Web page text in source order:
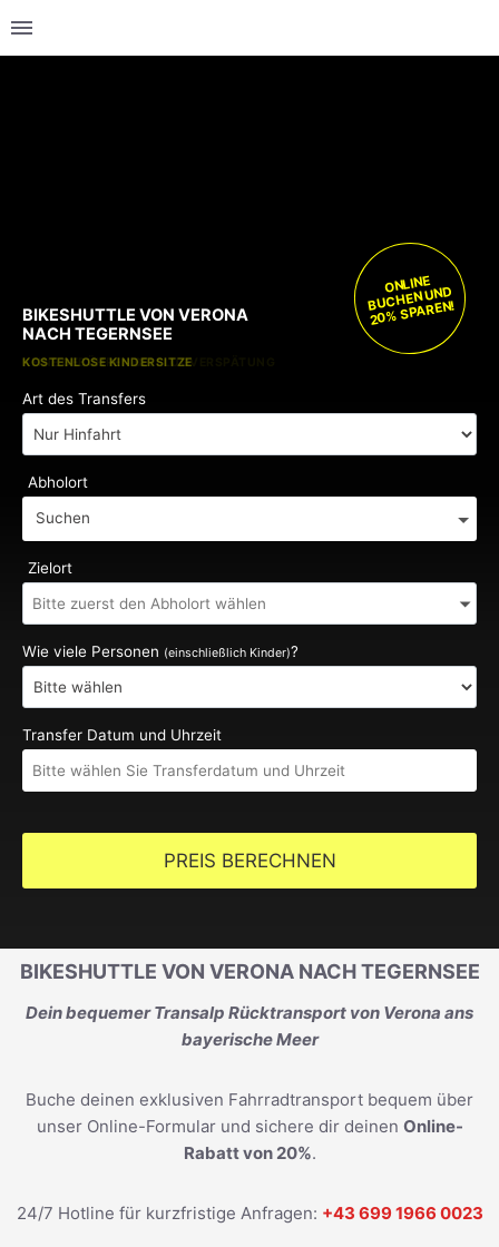
KOSTENLOSE KINDERSITZE
KEINE GEBÜHREN BEI FLUGVERSPÄTUNG
BIKESHUTTLE VON VERONA
NACH TEGERNSEE
ONLINE
BUCHEN UND
20% SPAREN!
Art des Transfers
Abholort
Suchen
Zielort
Wie viele Personen (einschließlich Kinder)?
Transfer Datum und Uhrzeit
PREIS BERECHNEN
BIKESHUTTLE VON VERONA NACH TEGERNSEE
Dein bequemer Transalp Rücktransport von Verona ans
bayerische Meer
Buche deinen exklusiven Fahrradtransport bequem über
unser Online-Formular und sichere dir deinen Online-
Rabatt von 20%.
24/7 Hotline für kurzfristige Anfragen: +43 699 1966 0023